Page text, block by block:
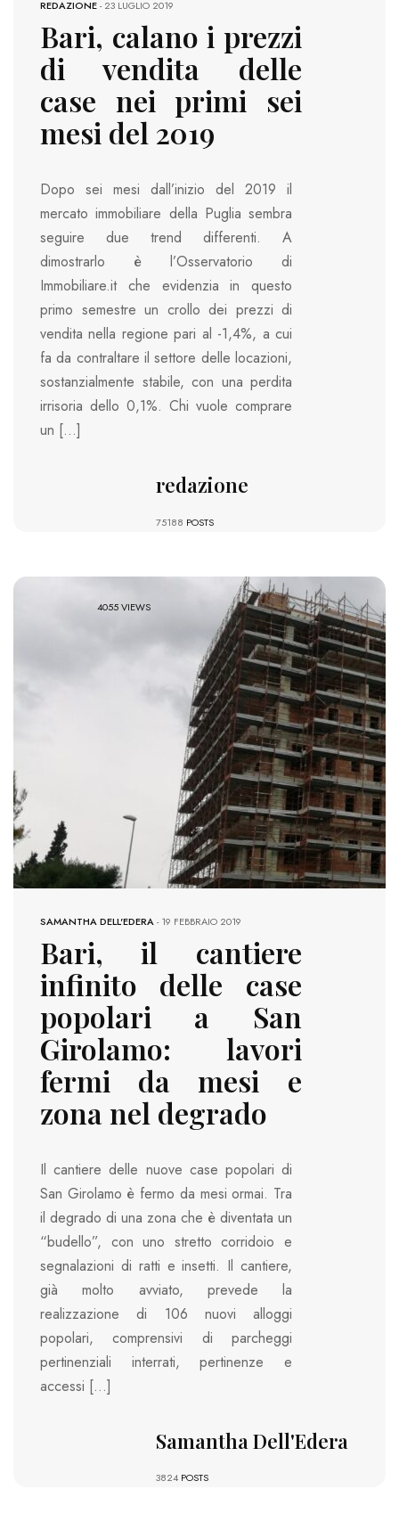
REDAZIONE-23 LUGLIO 2019
Bari, calano i prezzi
di vendita delle
case nei primi sei
mesi del 2019
Dopo sei mesi dall’inizio del 2019 il
mercato immobiliare della Puglia sembra
seguire due trend differenti. A
dimostrarlo è l’Osservatorio di
Immobiliare.it che evidenzia in questo
primo semestre un crollo dei prezzi di
vendita nella regione pari al -1,4%, a cui
fa da contraltare il settore delle locazioni,
sostanzialmente stabile, con una perdita
irrisoria dello 0,1%. Chi vuole comprare
un […]
redazione
75188 POSTS
4055 VIEWS
SAMANTHA DELL'EDERA-19 FEBBRAIO 2019
Bari, il cantiere
infinito delle case
popolari a San
Girolamo: lavori
fermi da mesi e
zona nel degrado
Il cantiere delle nuove case popolari di
San Girolamo è fermo da mesi ormai. Tra
il degrado di una zona che è diventata un
“budello”, con uno stretto corridoio e
segnalazioni di ratti e insetti. Il cantiere,
già molto avviato, prevede la
realizzazione di 106 nuovi alloggi
popolari, comprensivi di parcheggi
pertinenziali interrati, pertinenze e
accessi […]
Samantha Dell'Edera
3824 POSTS